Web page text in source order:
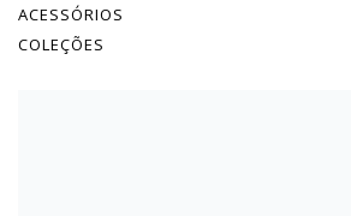
ACESSÓRIOS
COLEÇÕES